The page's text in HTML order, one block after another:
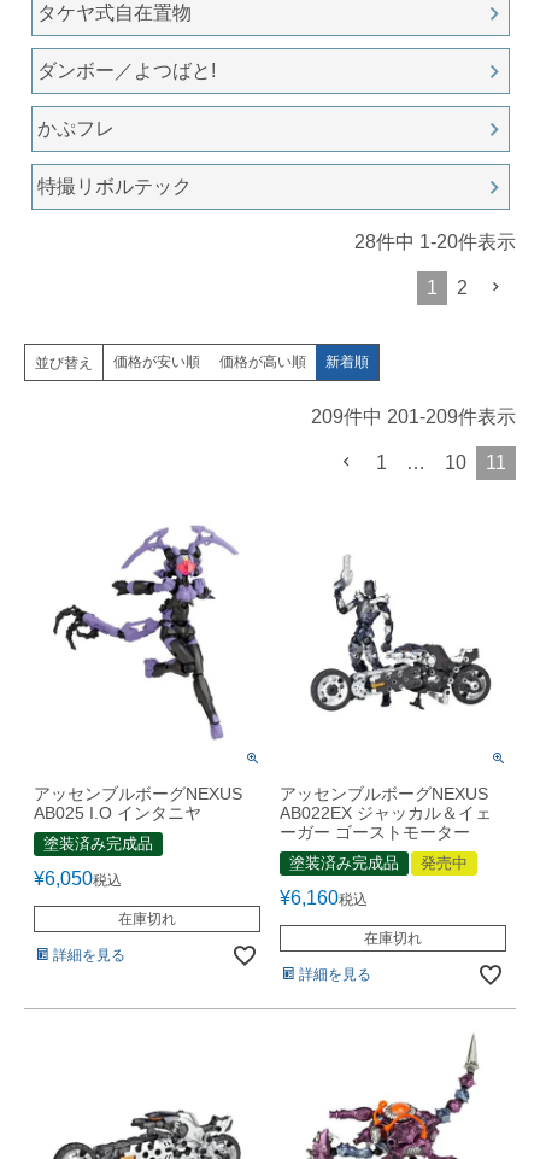
タケヤ式自在置物
ダンボー／よつばと!
かぷフレ
特撮リボルテック
28件中 1-20件表示
1 2
並び替え 価格が安い順 価格が高い順 新着順
209件中 201-209件表示
1 … 10 11
アッセンブルボーグNEXUS
AB025 I.O インタニヤ
塗装済み完成品
¥6,050税込
在庫切れ
詳細を見る
アッセンブルボーグNEXUS
AB022EX ジャッカル＆イェ
ーガー ゴーストモーター
塗装済み完成品 発売中
¥6,160税込
在庫切れ
詳細を見る